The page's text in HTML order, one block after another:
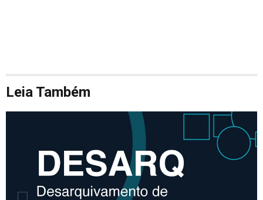
Leia Também